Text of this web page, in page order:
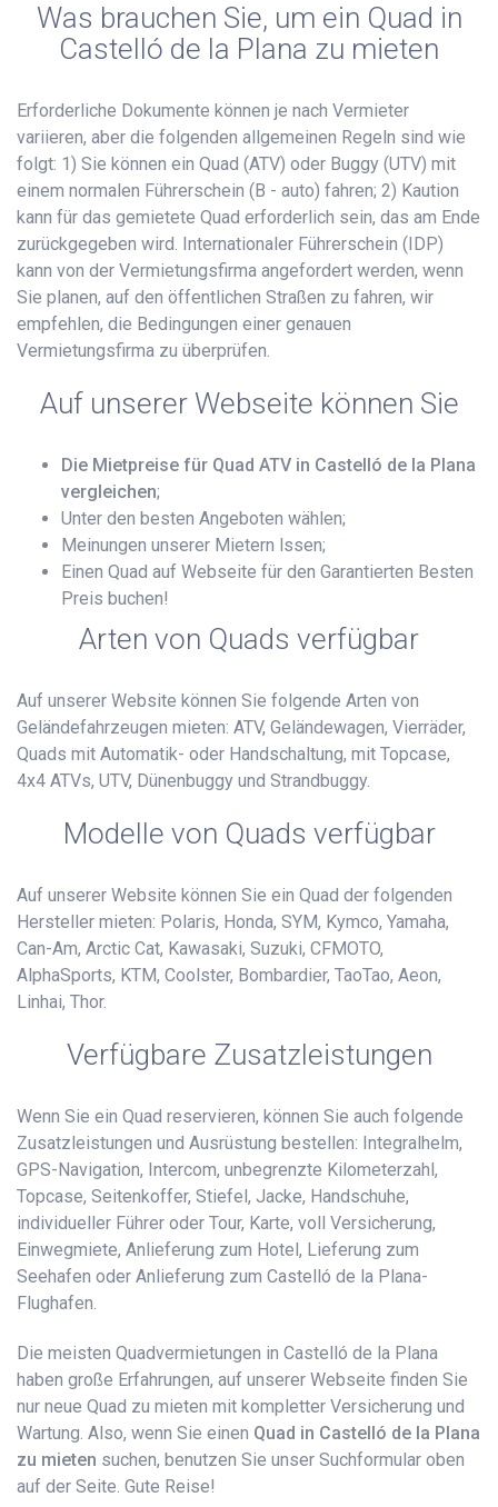
Was brauchen Sie, um ein Quad in
Castelló de la Plana zu mieten
Erforderliche Dokumente können je nach Vermieter
variieren, aber die folgenden allgemeinen Regeln sind wie
folgt: 1) Sie können ein Quad (ATV) oder Buggy (UTV) mit
einem normalen Führerschein (B - auto) fahren; 2) Kaution
kann für das gemietete Quad erforderlich sein, das am Ende
zurückgegeben wird. Internationaler Führerschein (IDP)
kann von der Vermietungsfirma angefordert werden, wenn
Sie planen, auf den öffentlichen Straßen zu fahren, wir
empfehlen, die Bedingungen einer genauen
Vermietungsfirma zu überprüfen.
Auf unserer Webseite können Sie
Die Mietpreise für Quad ATV in Castelló de la Plana
vergleichen;
Unter den besten Angeboten wählen;
Meinungen unserer Mietern lssen;
Einen Quad auf Webseite für den Garantierten Besten
Preis buchen!
Arten von Quads verfügbar
Auf unserer Website können Sie folgende Arten von
Geländefahrzeugen mieten: ATV, Geländewagen, Vierräder,
Quads mit Automatik- oder Handschaltung, mit Topcase,
4x4 ATVs, UTV, Dünenbuggy und Strandbuggy.
Modelle von Quads verfügbar
Auf unserer Website können Sie ein Quad der folgenden
Hersteller mieten: Polaris, Honda, SYM, Kymco, Yamaha,
Can-Am, Arctic Cat, Kawasaki, Suzuki, CFMOTO,
AlphaSports, KTM, Coolster, Bombardier, TaoTao, Aeon,
Linhai, Thor.
Verfügbare Zusatzleistungen
Wenn Sie ein Quad reservieren, können Sie auch folgende
Zusatzleistungen und Ausrüstung bestellen: Integralhelm,
GPS-Navigation, Intercom, unbegrenzte Kilometerzahl,
Topcase, Seitenkoffer, Stiefel, Jacke, Handschuhe,
individueller Führer oder Tour, Karte, voll Versicherung,
Einwegmiete, Anlieferung zum Hotel, Lieferung zum
Seehafen oder Anlieferung zum Castelló de la Plana-
Flughafen.
Die meisten Quadvermietungen in Castelló de la Plana
haben große Erfahrungen, auf unserer Webseite finden Sie
nur neue Quad zu mieten mit kompletter Versicherung und
Wartung. Also, wenn Sie einen Quad in Castelló de la Plana
zu mieten suchen, benutzen Sie unser Suchformular oben
auf der Seite. Gute Reise!